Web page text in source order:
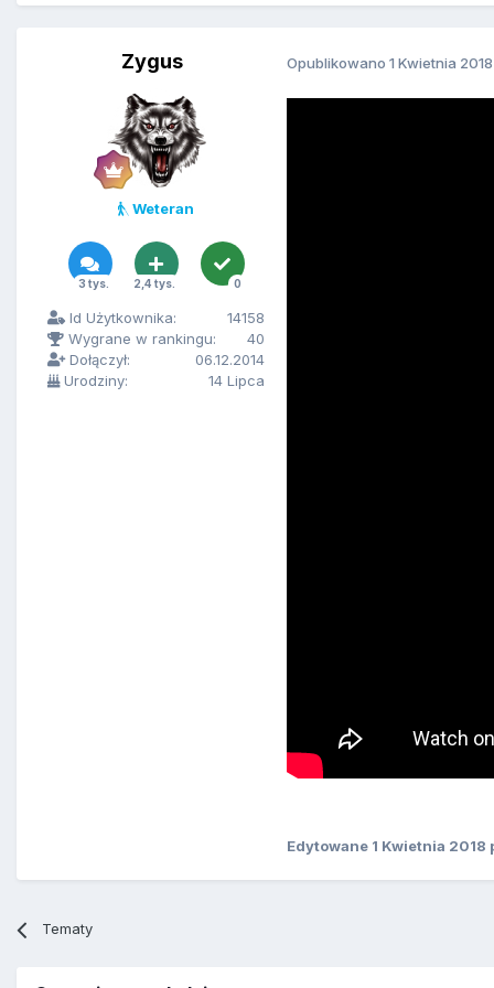
Zygus
Weteran
3 tys. 2,4 tys. 0
Id Użytkownika:
14158
Wygrane w rankingu:
40
Dołączył:
06.12.2014
Urodziny:
14 Lipca
Opublikowano 1 Kwietnia 2018
Edytowane 1 Kwietnia 2018
Tematy